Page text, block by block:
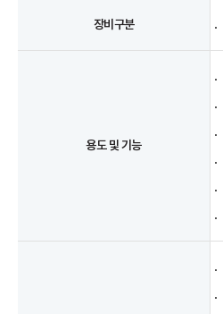
장비구분
용도 및 기능